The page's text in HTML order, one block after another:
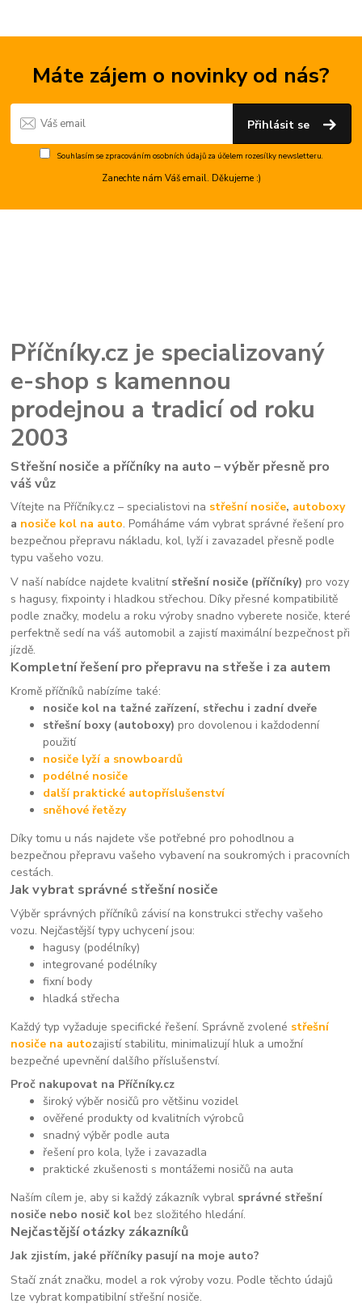
Máte zájem o novinky od nás?
Přihlásit se
Souhlasím se zpracováním osobních údajůza účelem rozesílky newsletteru.
Zanechte nám Váš email. Děkujeme :)
Příčníky.cz je specializovaný
e-shop s kamennou
prodejnou a tradicí od roku
2003
Střešní nosiče a příčníky na auto – výběr přesně pro
váš vůz
Vítejte na Příčníky.cz – specialistovi na střešní nosiče, autoboxy
a nosiče kol na auto. Pomáháme vám vybrat správné řešení pro
bezpečnou přepravu nákladu, kol, lyží i zavazadel přesně podle
typu vašeho vozu.
V naší nabídce najdete kvalitní střešní nosiče (příčníky) pro vozy
s hagusy, fixpointy i hladkou střechou. Díky přesné kompatibilitě
podle značky, modelu a roku výroby snadno vyberete nosiče, které
perfektně sedí na váš automobil a zajistí maximální bezpečnost při
jízdě.
Kompletní řešení pro přepravu na střeše i za autem
Kromě příčníků nabízíme také:
nosiče kol na tažné zařízení, střechu i zadní dveře
střešní boxy (autoboxy) pro dovolenou i každodenní
použití
nosiče lyží a snowboardů
podélné nosiče
další praktické autopříslušenství
sněhové řetězy
Díky tomu u nás najdete vše potřebné pro pohodlnou a
bezpečnou přepravu vašeho vybavení na soukromých i pracovních
cestách.
Jak vybrat správné střešní nosiče
Výběr správných příčníků závisí na konstrukci střechy vašeho
vozu. Nejčastější typy uchycení jsou:
hagusy (podélníky)
integrované podélníky
fixní body
hladká střecha
Každý typ vyžaduje specifické řešení. Správně zvolené střešní
nosiče na autozajistí stabilitu, minimalizují hluk a umožní
bezpečné upevnění dalšího příslušenství.
Proč nakupovat na Příčníky.cz
široký výběr nosičů pro většinu vozidel
ověřené produkty od kvalitních výrobců
snadný výběr podle auta
řešení pro kola, lyže i zavazadla
praktické zkušenosti s montážemi nosičů na auta
Naším cílem je, aby si každý zákazník vybral správné střešní
nosiče nebo nosič kol bez složitého hledání.
Nejčastější otázky zákazníků
Jak zjistím, jaké příčníky pasují na moje auto?
Stačí znát značku, model a rok výroby vozu. Podle těchto údajů
lze vybrat kompatibilní střešní nosiče.